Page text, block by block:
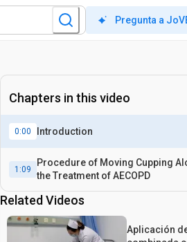
Pregunta a
Chapters in this video
0:00 Introduction
1:09
Procedure of Moving Cupping
the Treatment of AECOPD
Related Videos
Aplicación